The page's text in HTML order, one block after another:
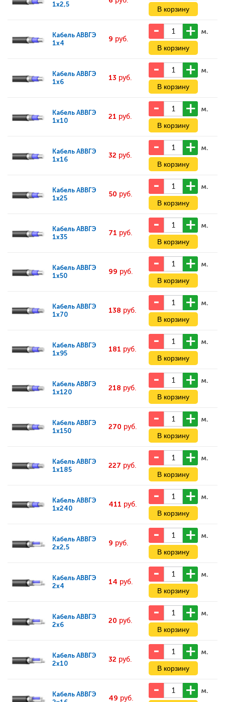
1x2,5
Кабель АВВГЭ
1x4
9 руб.
м.
Кабель АВВГЭ
1x6
13 руб.
м.
Кабель АВВГЭ
1x10
21 руб.
м.
Кабель АВВГЭ
1x16
32 руб.
м.
Кабель АВВГЭ
1x25
50 руб.
м.
Кабель АВВГЭ
1x35
71 руб.
м.
Кабель АВВГЭ
1x50
99 руб.
м.
Кабель АВВГЭ
1x70
138 руб.
м.
Кабель АВВГЭ
1x95
181 руб.
м.
Кабель АВВГЭ
1x120
218 руб.
м.
Кабель АВВГЭ
1x150
270 руб.
м.
Кабель АВВГЭ
1x185
227 руб.
м.
Кабель АВВГЭ
1x240
411 руб.
м.
Кабель АВВГЭ
2x2,5
9 руб.
м.
Кабель АВВГЭ
2x4
14 руб.
м.
Кабель АВВГЭ
2x6
20 руб.
м.
Кабель АВВГЭ
2x10
32 руб.
м.
Кабель АВВГЭ
49 руб.
м.